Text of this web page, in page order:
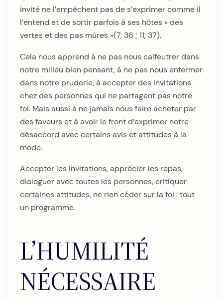
invité ne l’empêchent pas de s’exprimer comme il
l’entend et de sortir parfois à ses hôtes « des
vertes et des pas mûres »(7, 36 ; 11, 37).
Cela nous apprend à ne pas nous calfeutrer dans
notre milieu bien pensant, à ne pas nous enfermer
dans notre pruderie, à accepter des invitations
chez des personnes qui ne partagent pas notre
foi. Mais aussi à ne jamais nous faire acheter par
des faveurs et à avoir le front d’exprimer notre
désaccord avec certains avis et attitudes à la
mode.
Accepter les invitations, apprécier les repas,
dialoguer avec toutes les personnes, critiquer
certaines attitudes, ne rien céder sur la foi : tout
un programme.
L’HUMILITÉ
NÉCESSAIRE